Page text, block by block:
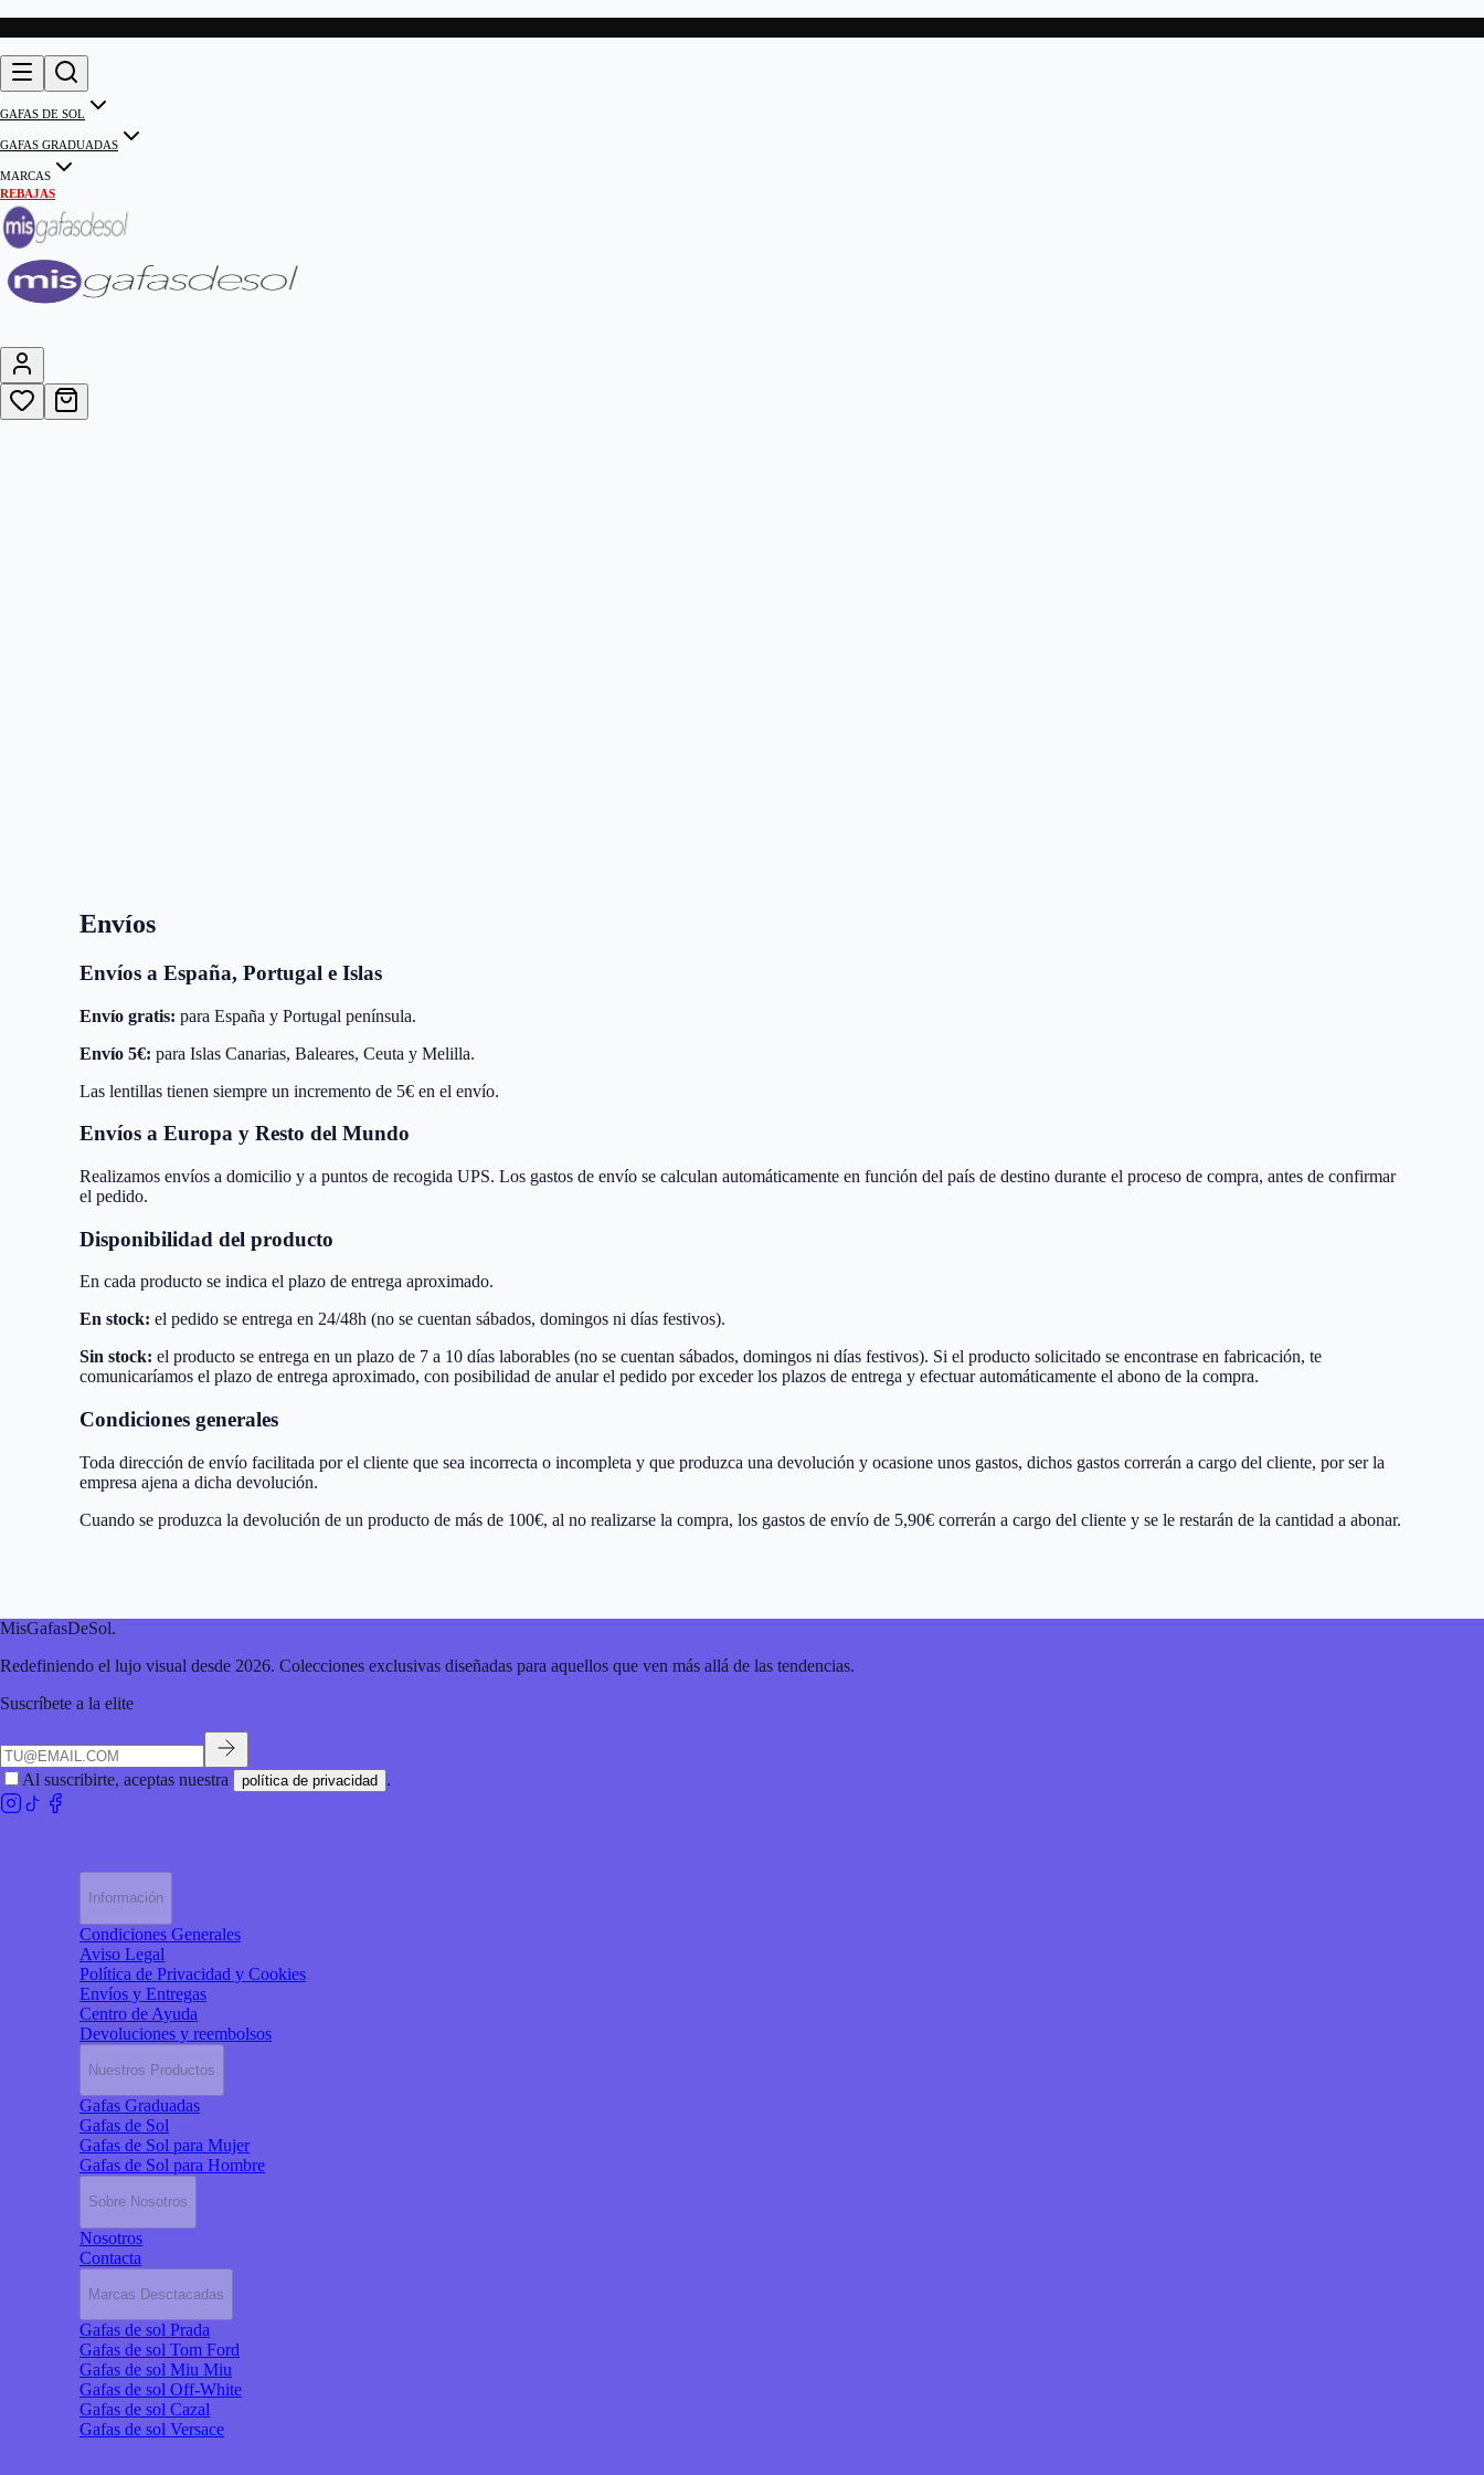
GAFAS DE SOL
GAFAS GRADUADAS
MARCAS
REBAJAS
Envíos
Envíos a España, Portugal e Islas
Envío gratis: para España y Portugal península.
Envío 5€: para Islas Canarias, Baleares, Ceuta y Melilla.
Las lentillas tienen siempre un incremento de 5€ en el envío.
Envíos a Europa y Resto del Mundo
Realizamos envíos a domicilio y a puntos de recogida UPS. Los gastos de envío se calculan automáticamente en función del país de destino durante el proceso de compra, antes de confirmar
el pedido.
Disponibilidad del producto
En cada producto se indica el plazo de entrega aproximado.
En stock: el pedido se entrega en 24/48h (no se cuentan sábados, domingos ni días festivos).
Sin stock: el producto se entrega en un plazo de 7 a 10 días laborables (no se cuentan sábados, domingos ni días festivos). Si el producto solicitado se encontrase en fabricación, te
comunicaríamos el plazo de entrega aproximado, con posibilidad de anular el pedido por exceder los plazos de entrega y efectuar automáticamente el abono de la compra.
Condiciones generales
Toda dirección de envío facilitada por el cliente que sea incorrecta o incompleta y que produzca una devolución y ocasione unos gastos, dichos gastos correrán a cargo del cliente, por ser la
empresa ajena a dicha devolución.
Cuando se produzca la devolución de un producto de más de 100€, al no realizarse la compra, los gastos de envío de 5,90€ correrán a cargo del cliente y se le restarán de la cantidad a abonar.
MisGafasDeSol.
Redefiniendo el lujo visual desde 2026. Colecciones exclusivas diseñadas para aquellos que ven más allá de las tendencias.
Suscríbete a la elite
Al suscribirte, aceptas nuestra política de privacidad .
Información
Condiciones Generales
Aviso Legal
Política de Privacidad y Cookies
Envíos y Entregas
Centro de Ayuda
Devoluciones y reembolsos
Nuestros Productos
Gafas Graduadas
Gafas de Sol
Gafas de Sol para Mujer
Gafas de Sol para Hombre
Sobre Nosotros
Nosotros
Contacta
Marcas Desctacadas
Gafas de sol Prada
Gafas de sol Tom Ford
Gafas de sol Miu Miu
Gafas de sol Off-White
Gafas de sol Cazal
Gafas de sol Versace